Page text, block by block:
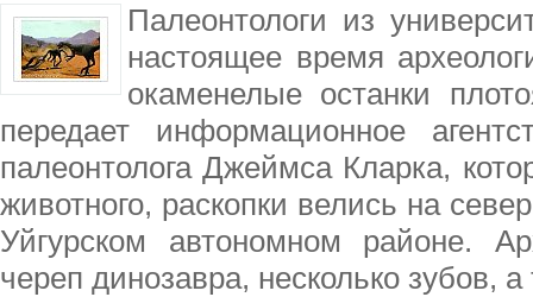
Палеонтологи из
настоящее время
окаменелые останки
передает информационное
палеонтолога Джеймса Кларка,
животного, раскопки велись на
Уйгурском автономном районе.
череп динозавра, несколько зубов,